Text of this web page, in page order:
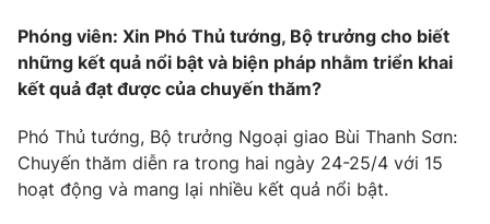
Liên hệ quảng cáo:024-7300.7108
Phóng viên: Xin Phó Thủ tướng, Bộ trưởng cho biết
những kết quả nổi bật và biện pháp nhằm triển khai
kết quả đạt được của chuyến thăm?
Phó Thủ tướng, Bộ trưởng Ngoại giao Bùi Thanh Sơn:
Chuyến thăm diễn ra trong hai ngày 24-25/4 với 15
hoạt động và mang lại nhiều kết quả nổi bật.